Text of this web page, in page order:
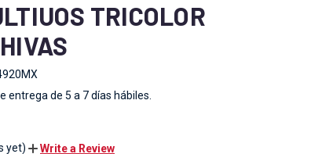
TRICOLOR
entrega de 5 a 7 días hábiles.
yet) Write a Review